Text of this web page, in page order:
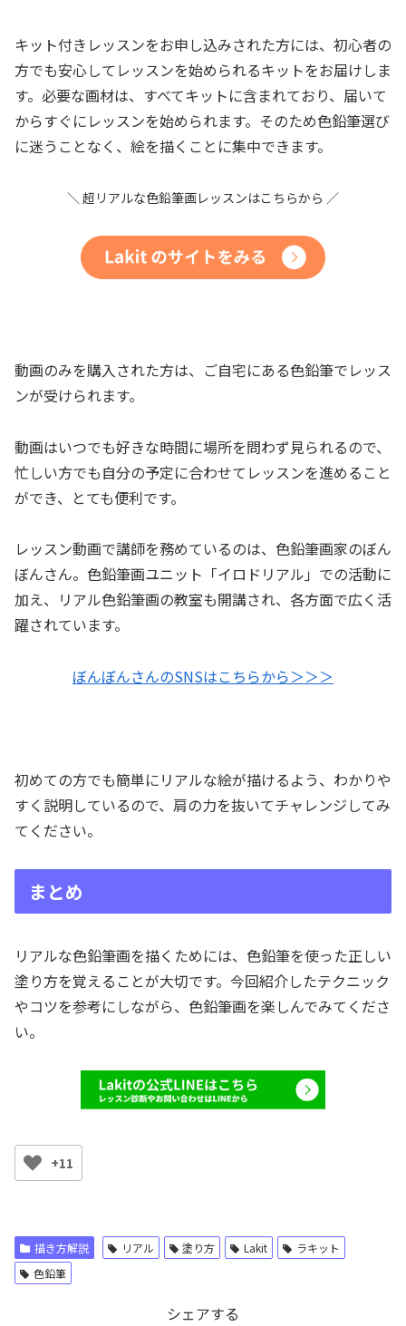
キット付きレッスンをお申し込みされた方には、初心者の
方でも安心してレッスンを始められるキットをお届けしま
す。必要な画材は、すべてキットに含まれており、届いて
からすぐにレッスンを始められます。そのため色鉛筆選び
に迷うことなく、絵を描くことに集中できます。
＼ 超リアルな色鉛筆画レッスンはこちらから ／
動画のみを購入された方は、ご自宅にある色鉛筆でレッス
ンが受けられます。
動画はいつでも好きな時間に場所を問わず見られるので、
忙しい方でも自分の予定に合わせてレッスンを進めること
ができ、とても便利です。
レッスン動画で講師を務めているのは、色鉛筆画家のぼん
ぼんさん。色鉛筆画ユニット「イロドリアル」での活動に
加え、リアル色鉛筆画の教室も開講され、各方面で広く活
躍されています。
ぼんぼんさんのSNSはこちらから＞＞＞
初めての方でも簡単にリアルな絵が描けるよう、わかりや
すく説明しているので、肩の力を抜いてチャレンジしてみ
てください。
まとめ
リアルな色鉛筆画を描くためには、色鉛筆を使った正しい
塗り方を覚えることが大切です。今回紹介したテクニック
やコツを参考にしながら、色鉛筆画を楽しんでみてくださ
い。
+11
描き方解説 リアル 塗り方 Lakit
ラキット
色鉛筆
シェアする